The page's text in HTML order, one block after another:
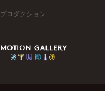
プロダクション